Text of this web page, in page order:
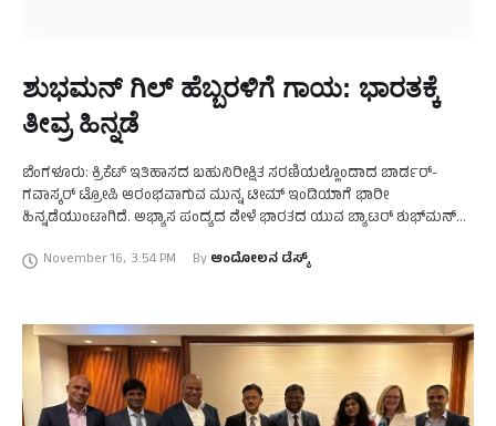
ಶುಭಮನ್‌ ಗಿಲ್‌ ಹೆಬ್ಬರಳಿಗೆ ಗಾಯ: ಭಾರತಕ್ಕೆ
ತೀವ್ರ ಹಿನ್ನಡೆ
ಬೆಂಗಳೂರು: ಕ್ರಿಕೆಟ್‌ ಇತಿಹಾಸದ ಬಹುನಿರೀಕ್ಷಿತ ಸರಣಿಯಲ್ಲೊಂದಾದ ಬಾರ್ಡರ್-‌
ಗವಾಸ್ಕರ್‌ ಟ್ರೋಪಿ ಆರಂಭವಾಗುವ ಮುನ್ನ ಟೀಮ್‌ ಇಂಡಿಯಾಗೆ ಭಾರೀ
ಹಿನ್ನಡೆಯುಂಟಾಗಿದೆ. ಅಭ್ಯಾಸ ಪಂದ್ಯದ ವೇಳೆ ಭಾರತದ ಯುವ ಬ್ಯಾಟರ್‌ ಶುಭ್‌ಮನ್‌
ಮೈದಾನದಿಂದ …
November 16, 3:54 PM By ಆಂದೋಲನ ಡೆಸ್ಕ್